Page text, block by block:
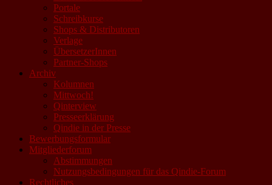
Portale
Schreibkurse
Shops & Distributoren
Verlage
ÜbersetzerInnen
Partner-Shops
Archiv
Kolumnen
Mittwoch!
Qinterview
Presseerklärung
Qindie in der Presse
Bewerbungsformular
Mitgliederforum
Abstimmungen
Nutzungsbedingungen für das Qindie-Forum
Rechtliches